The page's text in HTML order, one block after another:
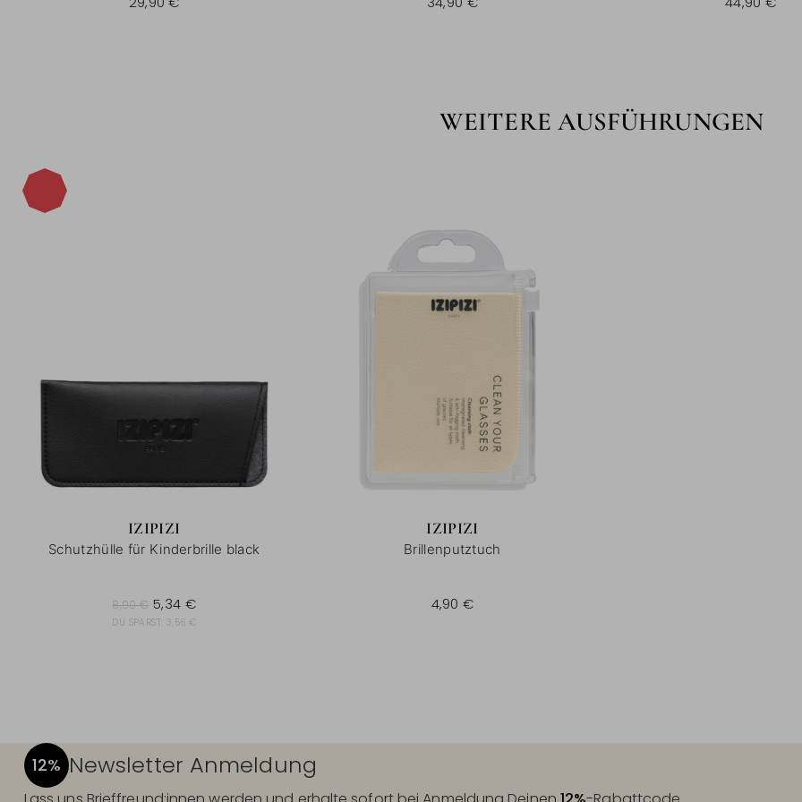
WEITERE AUSFÜHRUNGEN
IZIPIZI
Schutzhülle für Kinderbrille black
8,90 € 5,34 €
DU SPARST: 3,56 €
IZIPIZI
Brillenputztuch
4,90 €
12% Newsletter Anmeldung